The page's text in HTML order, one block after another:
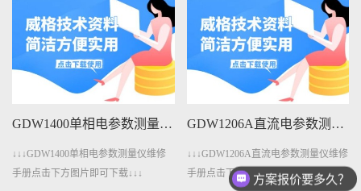
GDW1400单相电参数测量仪维修手册下载
↓↓↓GDW1400单相电参数测量仪维修
手册点击下方图片即可下载↓↓↓
GDW1206A直流电参数测量仪维修手册下载
↓↓↓GDW1206A直流电参数测量仪维修
手册点击下方图片即可下载↓↓↓
方案报价要多久？